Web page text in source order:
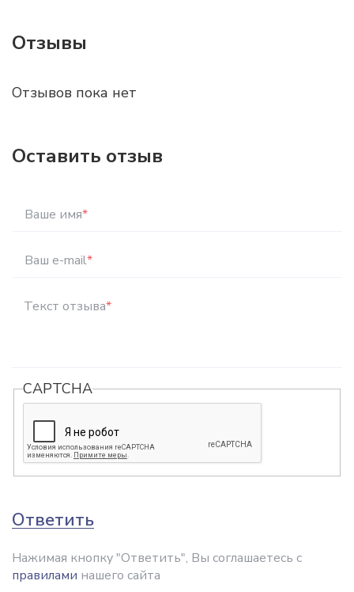
Отзывы
Отзывов пока нет
Оставить отзыв
Ваше имя*
Ваш e-mail*
Текст отзыва*
CAPTCHA
Ответить
Нажимая кнопку "Ответить", Вы соглашаетесь с
правилами нашего сайта